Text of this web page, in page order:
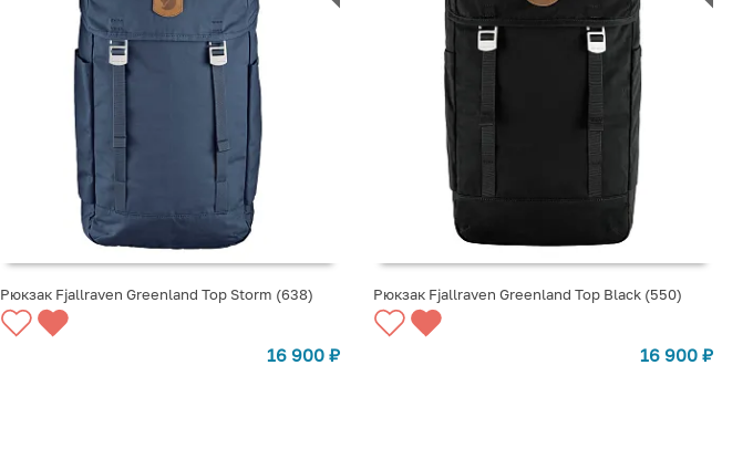
СООБЩИТЬ О ПОСТУПЛЕНИИ
Рюкзак Fjallraven Greenland Top Storm (638)
16 900 ₽
СООБЩИТЬ О ПОСТУПЛЕНИИ
Рюкзак Fjallraven Greenland Top Black (550)
16 900 ₽